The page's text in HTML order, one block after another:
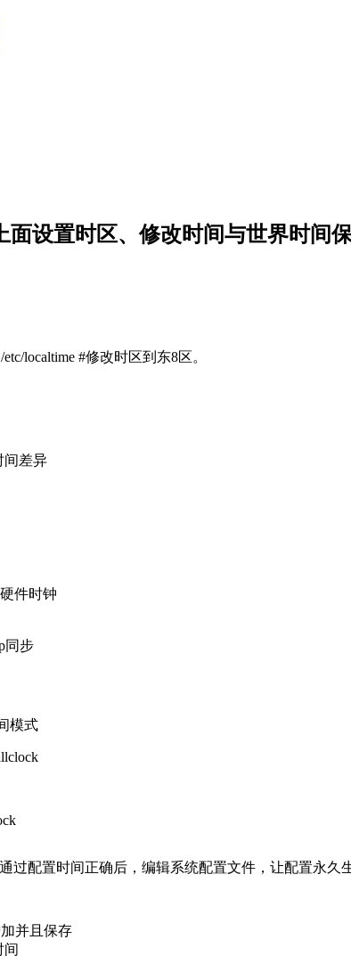
面设置时区、修改时间与世界时间
etc/localtime #修改时区到东8区。
间差异
件时钟
同步
模式
过配置时间正确后，编辑系统配置文件，让配置永久
加并且保存
间